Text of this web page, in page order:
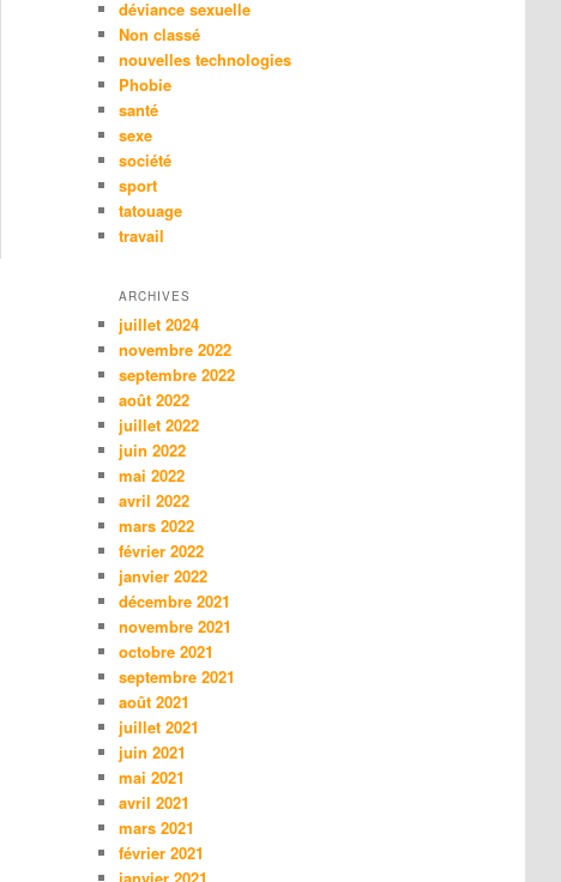
déviance sexuelle
Non classé
nouvelles technologies
Phobie
santé
sexe
société
sport
tatouage
travail
ARCHIVES
juillet 2024
novembre 2022
septembre 2022
août 2022
juillet 2022
juin 2022
mai 2022
avril 2022
mars 2022
février 2022
janvier 2022
décembre 2021
novembre 2021
octobre 2021
septembre 2021
août 2021
juillet 2021
juin 2021
mai 2021
avril 2021
mars 2021
février 2021